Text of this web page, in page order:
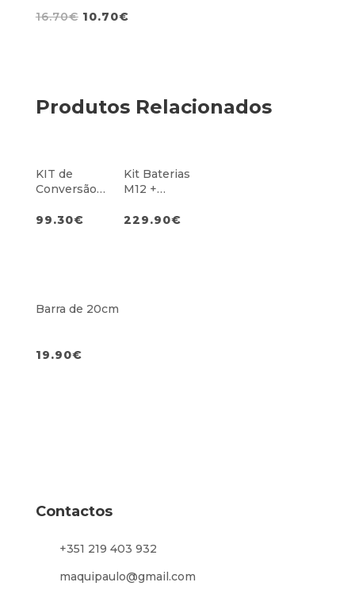
16.70€ O
10.70€O
Produtos Relacionados
KIT de
Conversão
99.30€
Kit Baterias
M12 +
229.90€
Barra de 20cm
19.90€
Contactos
+351 219 403 932
maquipaulo@gmail.com